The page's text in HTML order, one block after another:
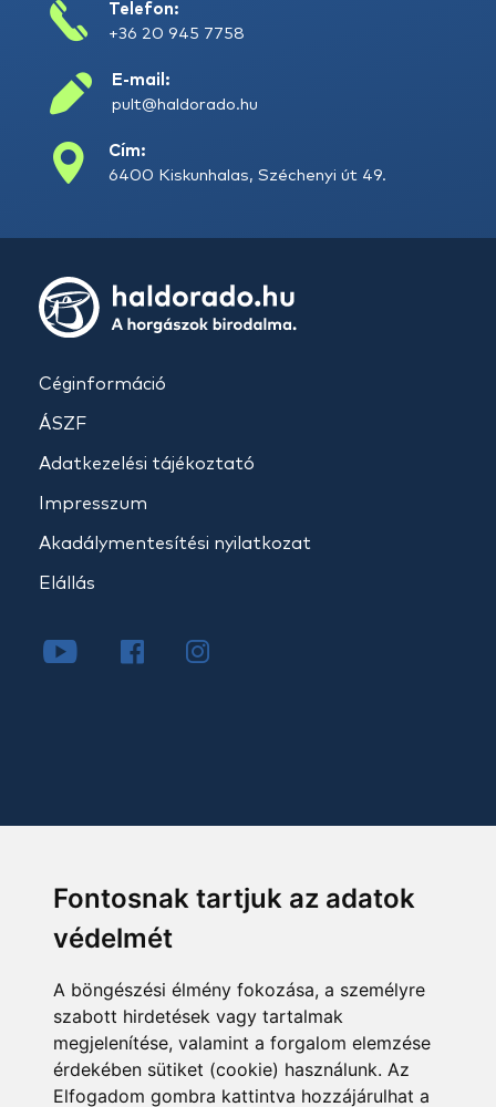
Fontosnak tartjuk az adatok
védelmét
A böngészési élmény fokozása, a személyre
szabott hirdetések vagy tartalmak
megjelenítése, valamint a forgalom elemzése
érdekében sütiket (cookie) használunk. Az
Elfogadom gombra kattintva hozzájárulhat a
Telefon:
+36 20 945 7758
E-mail:
pult@haldorado.hu
Cím:
6400 Kiskunhalas, Széchenyi út 49.
Céginformáció
ÁSZF
Adatkezelési tájékoztató
Impresszum
Akadálymentesítési nyilatkozat
Elállás